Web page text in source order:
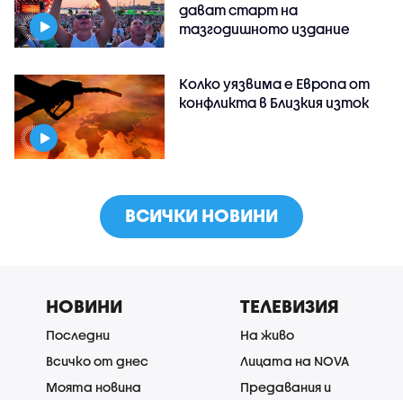
дават старт на
тазгодишното издание
Колко уязвима е Европа от
конфликта в Близкия изток
ВСИЧКИ НОВИНИ
НОВИНИ
Последни
Всичко от днес
Моята новина
ТЕЛЕВИЗИЯ
На живо
Лицата на NOVA
Предавания и